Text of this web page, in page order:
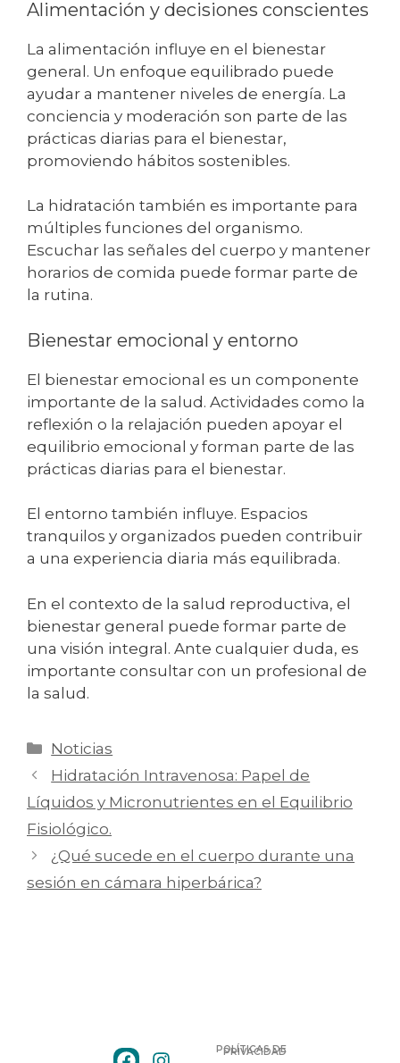
Alimentación y decisiones conscientes
La alimentación influye en el bienestar
general. Un enfoque equilibrado puede
ayudar a mantener niveles de energía. La
conciencia y moderación son parte de las
prácticas diarias para el bienestar,
promoviendo hábitos sostenibles.
La hidratación también es importante para
múltiples funciones del organismo.
Escuchar las señales del cuerpo y mantener
horarios de comida puede formar parte de
la rutina.
Bienestar emocional y entorno
El bienestar emocional es un componente
importante de la salud. Actividades como la
reflexión o la relajación pueden apoyar el
equilibrio emocional y forman parte de las
prácticas diarias para el bienestar.
El entorno también influye. Espacios
tranquilos y organizados pueden contribuir
a una experiencia diaria más equilibrada.
En el contexto de la salud reproductiva, el
bienestar general puede formar parte de
una visión integral. Ante cualquier duda, es
importante consultar con un profesional de
la salud.
Noticias
Hidratación Intravenosa: Papel de
Líquidos y Micronutrientes en el Equilibrio
Fisiológico.
¿Qué sucede en el cuerpo durante una
sesión en cámara hiperbárica?
POLÍTICAS DE
PRIVACIDAD